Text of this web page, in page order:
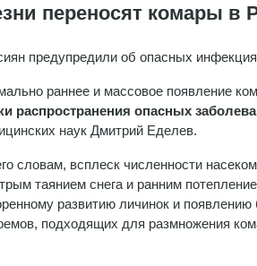
переносят комары в
предупредили об опасных
раннее и массовое появление
распространения опасных
наук Дмитрий Еделев.
словам, всплеск численности
таянием снега и ранним
развитию личинок и
подходящих для размножения